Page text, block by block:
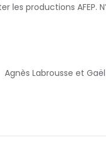
les productions AFEP.
Agnès Labrousse et